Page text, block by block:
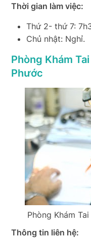
Thời gian làm việc:
Thứ 2- thứ 7:
Chủ nhật: Nghỉ.
Phòng Khám
Phước
Phòng Khám
Thông tin liên hệ: